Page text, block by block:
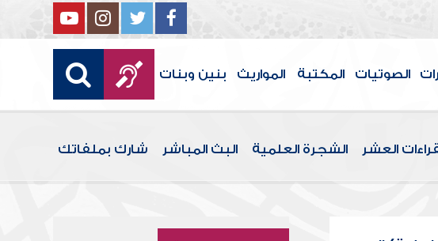
الصوتيات المكتبة المواريث بنين وبنات
العشر الشجرة العلمية البث المباشر شارك بملفاتك